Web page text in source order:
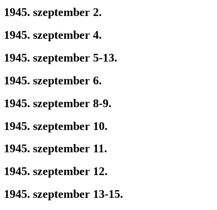
1945. szeptember 2.
1945. szeptember 4.
1945. szeptember 5-13.
1945. szeptember 6.
1945. szeptember 8-9.
1945. szeptember 10.
1945. szeptember 11.
1945. szeptember 12.
1945. szeptember 13-15.